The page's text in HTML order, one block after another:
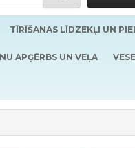
TĪRĪŠANAS LĪDZEKĻI UN
APĢĒRBS UN VEĻA